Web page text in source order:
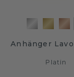
Anhänger
Platin